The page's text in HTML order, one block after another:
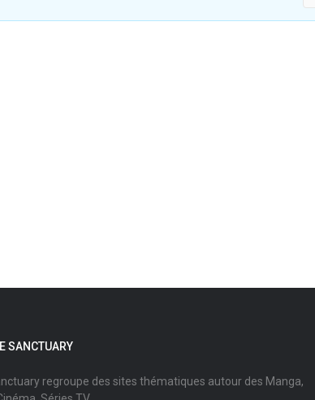
SANCTUARY
regroupe des sites thématiques autour des Manga,